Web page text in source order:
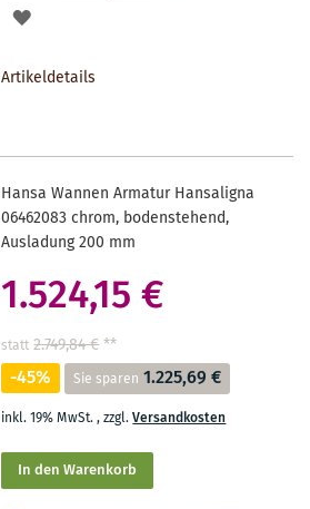
AUF
Artikeldetails
Hansa Wannen Armatur Hansaligna
06462083 chrom, bodenstehend,
Ausladung 200 mm
1.524,15 €
statt 2.749,84 €**
-45% Sie sparen 1.225,69 €
inkl. 19% MwSt.,zzgl.Versandkosten
In den Warenkorb